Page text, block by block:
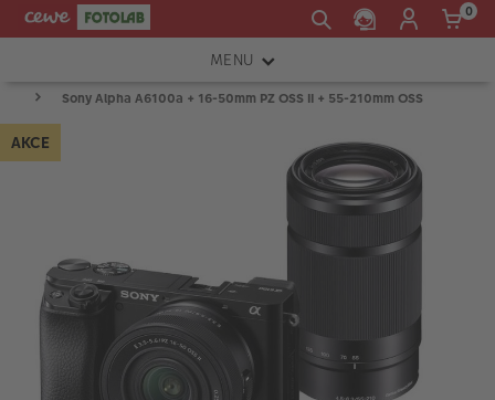
0
MENU
FOTOAPARÁTY
OBJEKTIVY
TISKÁRNY A SKENERY
PŘÍSLUŠENSTVÍ
Sony Alpha A6100a + 16-50mm PZ OSS II + 55-210mm OSS
AKCE